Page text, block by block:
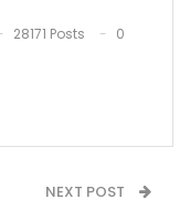
28171 Posts
0
NEXT POST